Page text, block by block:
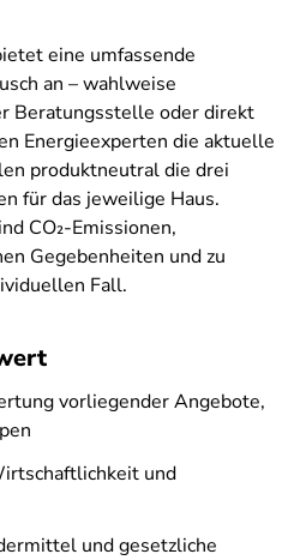
eine umfassende
an – wahlweise
Beratungsstelle oder direkt
Energieexperten die aktuelle
produktneutral die drei
für das jeweilige Haus.
CO₂-Emissionen,
Gegebenheiten und zu
Fall.
vorliegender Angebote,
und
und gesetzliche